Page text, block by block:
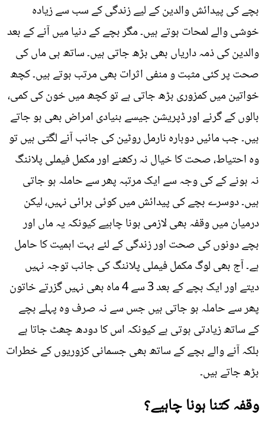
بچے کی پیدائش والدین کے لیے زندگی کے سب سے زیادہ
خوشی والے لمحات ہوتے ہیں۔ مگر بچے کے دنیا میں آنے کے بعد
والدین کی ذمہ داریاں بھی بڑھ جاتی ہیں۔ ساتھ ہی ماں کی
صحت پر کئی مثبت و منفی اثرات بھی مرتب ہوتے ہیں۔ کچھ
خواتین میں کمزوری بڑھ جاتی ہے تو کچھ میں خون کی کمی،
بالوں کے گرنے اور ڈپریشن جیسے بنیادی امراض بھی ہو جاتے
ہیں۔ جب مائیں دوبارہ نارمل روٹین کی جانب آنے لگتی ہیں تو
وہ احتیاط، صحت کا خیال نہ رکھنے اور مکمل فیملی پلاننگ
نہ ہونے کے کی وجہ سے ایک مرتبہ پھر سے حاملہ ہو جاتی
ہیں۔ دوسرے بچے کی پیدائش میں کوئی برائی نہیں، لیکن
درمیان میں وقفہ بھی لازمی ہونا چاہیے کیونکہ یہ ماں اور
بچے دونوں کی صحت اور زندگی کے لئے بہت اہمیت کا حامل
ہے۔ آج بھی لوگ مکمل فیملی پلاننگ کی جانب توجہ نہیں
دیتے اور ایک بچے کے بعد 3 سے 4 ماہ بھی نہیں گزرتے خاتون
پھر سے حاملہ ہو جاتی ہیں جس سے نہ صرف وہ پہلے بچے
کے ساتھ زیادتی ہوتی ہے کیونکہ اس کا دودھ چھٹ جاتا ہے
بلکہ آنے والے بچے کے ساتھ بھی جسمانی کزوریوں کے خطرات
بڑھ جاتے ہیں۔
وقفہ کتنا ہونا چاہیے؟